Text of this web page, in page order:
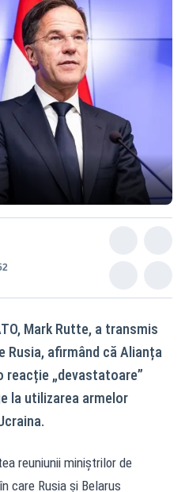
Mark Rutte, a transmis
Rusia, afirmând că Alianța
reacție „devastatoare”
la utilizarea armelor
reuniunii miniștrilor de
care Rusia și Belarus